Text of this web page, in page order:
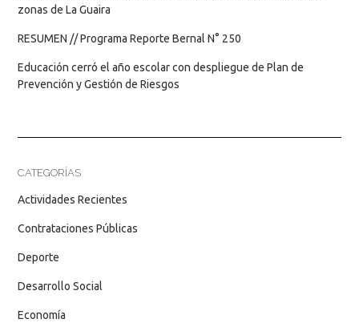
zonas de La Guaira
RESUMEN // Programa Reporte Bernal N° 250
Educación cerró el año escolar con despliegue de Plan de
Prevención y Gestión de Riesgos
CATEGORÍAS
Actividades Recientes
Contrataciones Públicas
Deporte
Desarrollo Social
Economía